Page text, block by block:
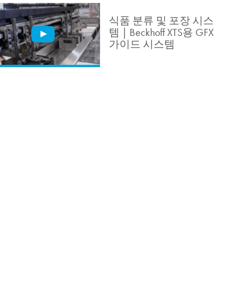
식품 분류 및 포장 시스
템 | Beckhoff XTS용 GFX
가이드 시스템